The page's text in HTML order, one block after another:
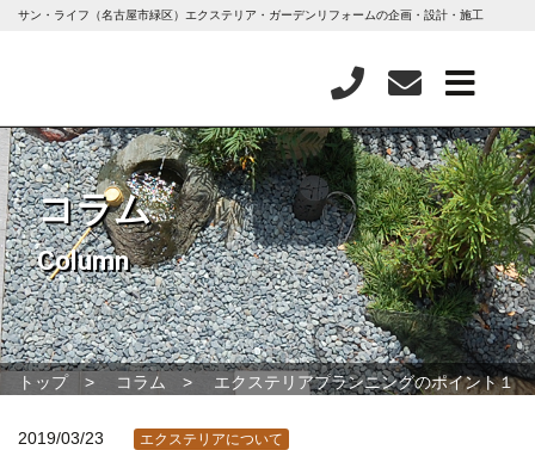
サン・ライフ（名古屋市緑区）エクステリア・ガーデンリフォームの企画・設計・施工
コラム
Column
トップ コラム エクステリアプランニングのポイント１
2019/03/23 エクステリアについて